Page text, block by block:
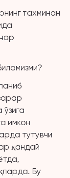
тахминан
имкон
тутувчи
қандай
Бу